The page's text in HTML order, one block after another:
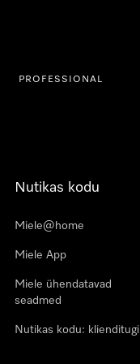
PROFESSIONAL
Nutikas kodu
Miele@home
Miele App
Miele ühendatavad
seadmed
Nutikas kodu: klienditugi